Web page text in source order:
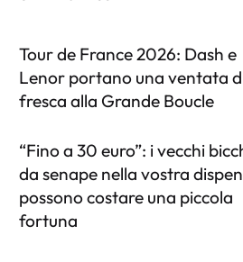
Tour de France 2026: Dash e
Lenor portano una ventata
fresca alla Grande Boucle
“Fino a 30 euro”: i vecchi
da senape nella vostra
possono costare una piccola
fortuna